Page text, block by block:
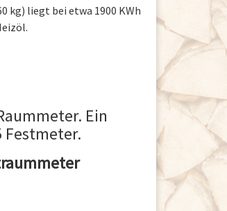
kg) liegt bei etwa 1900 KWh
Ein
Festmeter.